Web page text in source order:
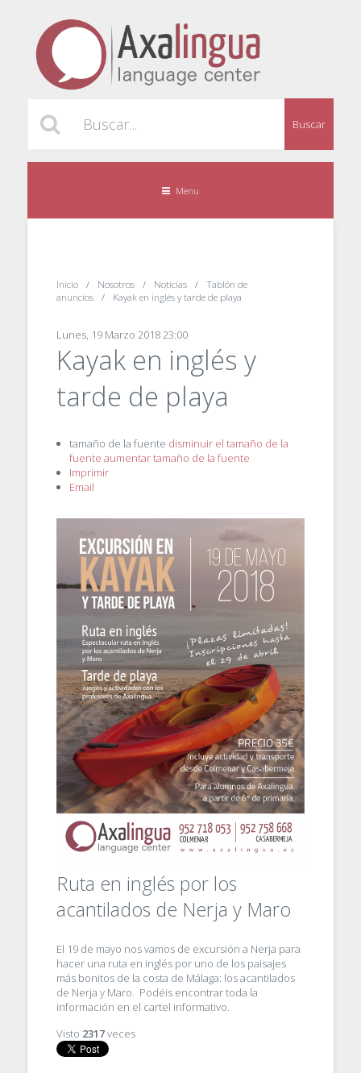
Buscar
Menu
Inicio Nosotros Noticias
Tablón de
anuncios
Kayak en inglés y tarde de playa
Lunes, 19 Marzo 2018 23:00
Kayak en inglés y
tarde de playa
tamaño de la fuente disminuir el tamaño de la
fuente aumentar tamaño de la fuente
Imprimir
Email
Ruta en inglés por los
acantilados de Nerja y Maro
El 19 de mayo nos vamos de excursión a Nerja para
hacer una ruta en inglés por uno de los paisajes
más bonitos de la costa de Málaga: los acantilados
de Nerja y Maro. Podéis encontrar toda la
información en el cartel informativo.
Visto 2317veces